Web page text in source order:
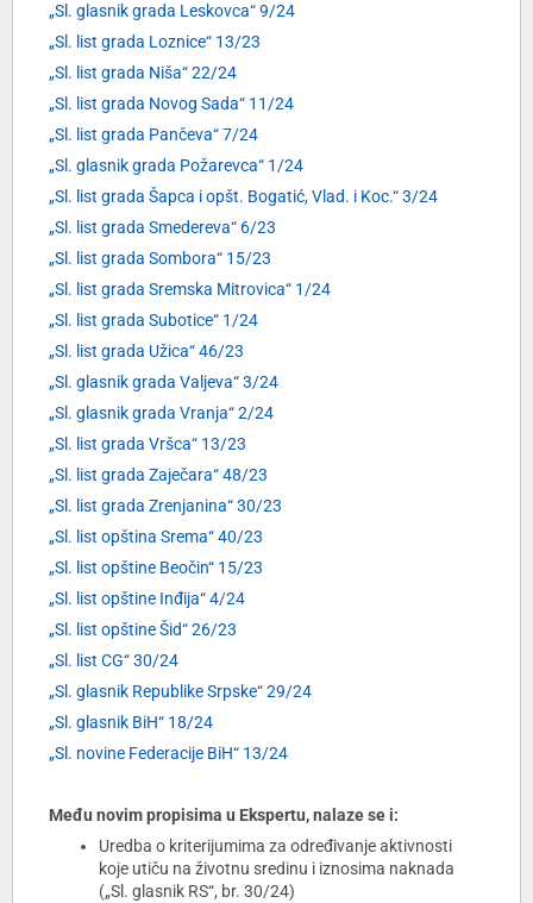
„Sl. glasnik grada Leskovca“ 9/24
„Sl. list grada Loznice“ 13/23
„Sl. list grada Niša“ 22/24
„Sl. list grada Novog Sada“ 11/24
„Sl. list grada Pančeva“ 7/24
„Sl. glasnik grada Požarevca“ 1/24
„Sl. list grada Šapca i opšt. Bogatić, Vlad. i Koc.“ 3/24
„Sl. list grada Smedereva“ 6/23
„Sl. list grada Sombora“ 15/23
„Sl. list grada Sremska Mitrovica“ 1/24
„Sl. list grada Subotice“ 1/24
„Sl. list grada Užica“ 46/23
„Sl. glasnik grada Valjeva“ 3/24
„Sl. glasnik grada Vranja“ 2/24
„Sl. list grada Vršca“ 13/23
„Sl. list grada Zaječara“ 48/23
„Sl. list grada Zrenjanina“ 30/23
„Sl. list opština Srema“ 40/23
„Sl. list opštine Beočin“ 15/23
„Sl. list opštine Inđija“ 4/24
„Sl. list opštine Šid“ 26/23
„Sl. list CG“ 30/24
„Sl. glasnik Republike Srpske“ 29/24
„Sl. glasnik BiH“ 18/24
„Sl. novine Federacije BiH“ 13/24
Među novim propisima u Ekspertu, nalaze se i:
Uredba o kriterijumima za određivanje aktivnosti
koje utiču na životnu sredinu i iznosima naknada
(„Sl. glasnik RS“, br. 30/24)